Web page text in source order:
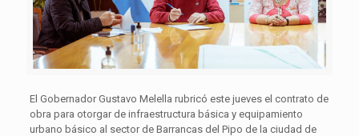
El Gobernador Gustavo Melella rubricó este jueves el contrato de
obra para otorgar de infraestructura básica y equipamiento
urbano básico al sector de Barrancas del Pipo de la ciudad de